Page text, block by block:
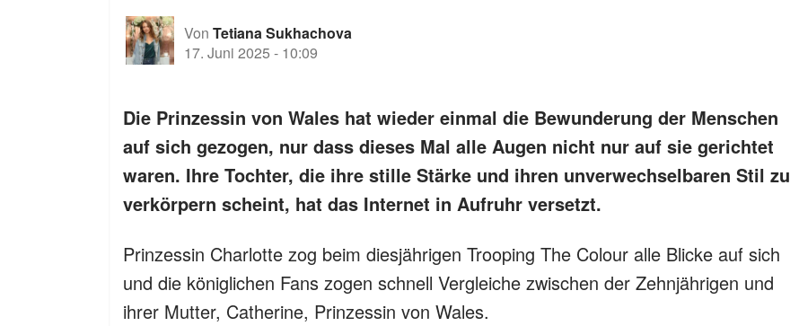
Von Tetiana Sukhachova
17. Juni 2025 - 10:09
Die Prinzessin von Wales hat wieder einmal die Bewunderung der Menschen
auf sich gezogen, nur dass dieses Mal alle Augen nicht nur auf sie gerichtet
waren. Ihre Tochter, die ihre stille Stärke und ihren unverwechselbaren Stil zu
verkörpern scheint, hat das Internet in Aufruhr versetzt.
Prinzessin Charlotte zog beim diesjährigen Trooping The Colour alle Blicke auf sich
und die königlichen Fans zogen schnell Vergleiche zwischen der Zehnjährigen und
ihrer Mutter, Catherine, Prinzessin von Wales.